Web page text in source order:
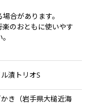
合があります。
のおともに使いやす
漬トリオS
き（岩手県大槌近海